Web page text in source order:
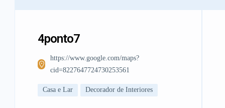
4ponto7
https://www.google.com/maps?
cid=8227647724730253561
Casa e Lar Decorador de Interiores